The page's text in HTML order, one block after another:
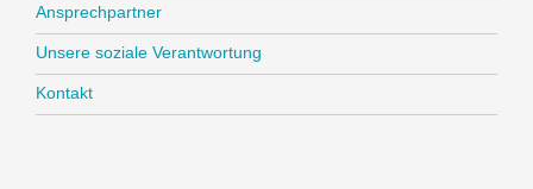
Ansprechpartner
Unsere soziale Verantwortung
Kontakt